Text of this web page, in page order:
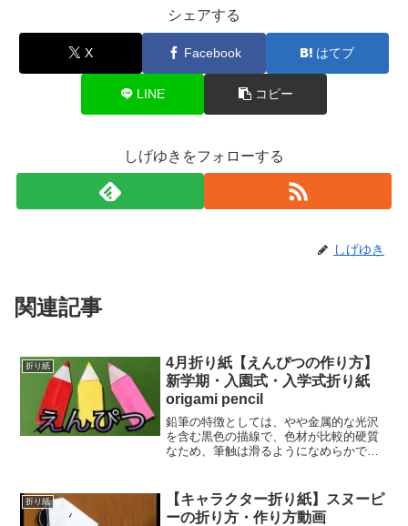
シェアする
X Facebook はてブ
LINE コピー
しげゆきをフォローする
しげゆき
関連記事
折り紙
4月折り紙【えんぴつの作り方】
新学期・入園式・入学式折り紙
origami pencil
鉛筆の特徴としては、やや金属的な光沢
を含む黒色の描線で、色材が比較的硬質
なため、筆触は滑るようになめらかで、
り、描線の濃度に大きく影響します。鉛
筆の作り方の紹介です♪比較...
折り紙
【キャラクター折り紙】スヌーピ
ーの折り方・作り方動画